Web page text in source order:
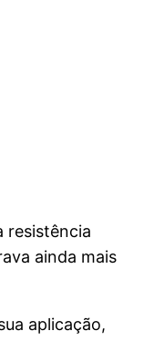
resistência
ainda mais
aplicação,